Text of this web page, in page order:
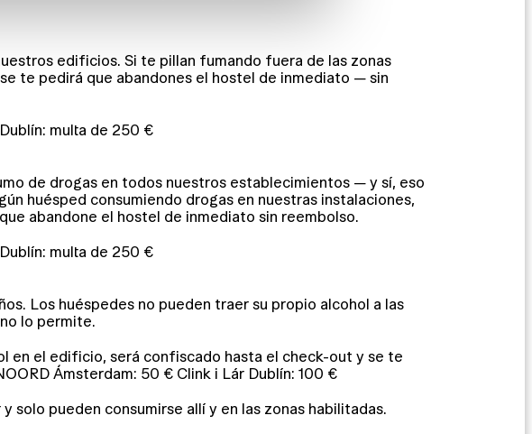
edificios. Si te pillan fumando fuera de las zonas
te pedirá que abandones el hostel de inmediato — sin
multa de 250 €
de drogas en todos nuestros establecimientos — y sí, eso
huésped consumiendo drogas en nuestras instalaciones,
abandone el hostel de inmediato sin reembolso.
multa de 250 €
Los huéspedes no pueden traer su propio alcohol a las
lo permite.
en el edificio, será confiscado hasta el check-out y se te
Ámsterdam: 50 € Clink i Lár Dublín: 100 €
solo pueden consumirse allí y en las zonas habilitadas.